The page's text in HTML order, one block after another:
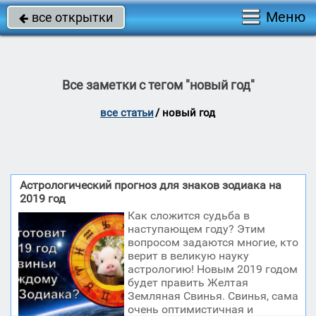
 все открытки Меню
Все заметки с тегом "новый год"
все статьи/ новый год
Астрологический прогноз для знаков зодиака на
2019 год
Как сложится судьба в
наступающем году? Этим
вопросом задаются многие, кто
верит в великую науку
астрологию! Новым 2019 годом
будет править Желтая
Земляная Свинья. Свинья, сама
очень оптимистичная и